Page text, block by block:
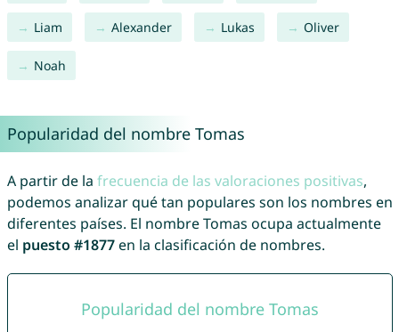
Liam Alexander Lukas Oliver
Noah
Popularidad del nombre Tomas
A partir de la frecuencia de las valoraciones positivas,
podemos analizar qué tan populares son los nombres en
diferentes países. El nombre Tomas ocupa actualmente
el puesto #1877en la clasificación de nombres.